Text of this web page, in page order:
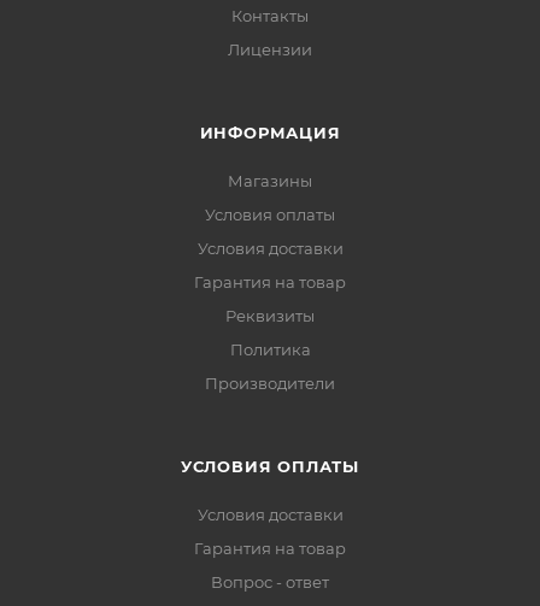
Контакты
Лицензии
ИНФОРМАЦИЯ
Магазины
Условия оплаты
Условия доставки
Гарантия на товар
Реквизиты
Политика
Производители
УСЛОВИЯ ОПЛАТЫ
Условия доставки
Гарантия на товар
Вопрос - ответ